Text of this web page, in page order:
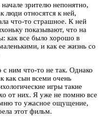
зрителю непонятно,
люди относятся к ней,
что-то страшное. К ней
показывают, что на
как все было хорошо в
и как ее жизнь со
с ним что-то не так. Однако
как сын всеми очень
игры такие
от них. Я уже не помню все
то ужасное ощущение,
этот фильм.